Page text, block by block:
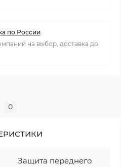
по России
на выбор, доставка до
0
Защита переднего